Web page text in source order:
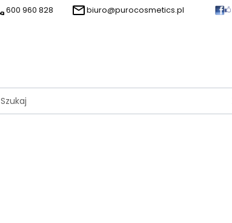
600 960 828 biuro@purocosmetics.pl